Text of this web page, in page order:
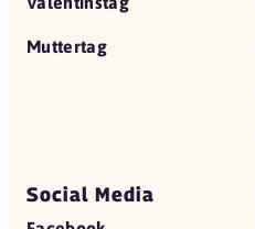
Muttertag
Social Media